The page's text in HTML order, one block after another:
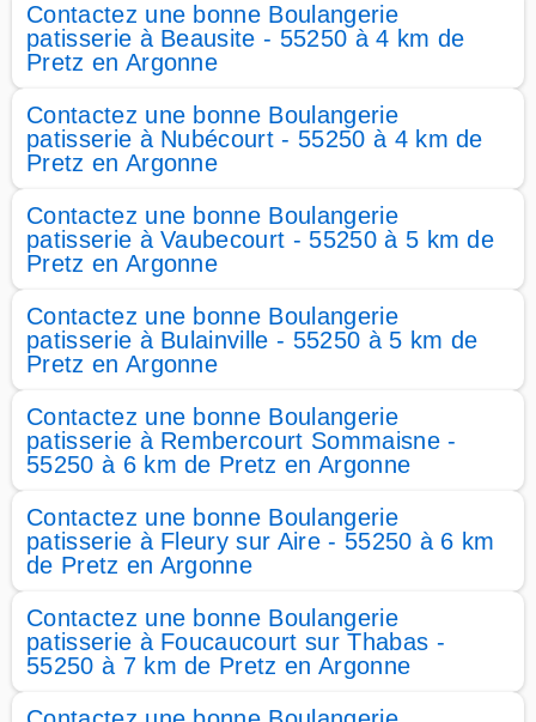
Contactez une bonne Boulangerie
patisserie à Beausite - 55250 à 4 km de
Pretz en Argonne
Contactez une bonne Boulangerie
patisserie à Nubécourt - 55250 à 4 km de
Pretz en Argonne
Contactez une bonne Boulangerie
patisserie à Vaubecourt - 55250 à 5 km de
Pretz en Argonne
Contactez une bonne Boulangerie
patisserie à Bulainville - 55250 à 5 km de
Pretz en Argonne
Contactez une bonne Boulangerie
patisserie à Rembercourt Sommaisne -
55250 à 6 km de Pretz en Argonne
Contactez une bonne Boulangerie
patisserie à Fleury sur Aire - 55250 à 6 km
de Pretz en Argonne
Contactez une bonne Boulangerie
patisserie à Foucaucourt sur Thabas -
55250 à 7 km de Pretz en Argonne